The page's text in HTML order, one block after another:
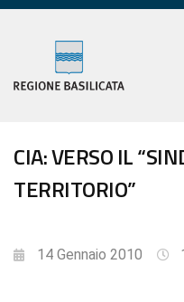
CIA: VERSO IL
TERRITORIO”
14 Gennaio 2010